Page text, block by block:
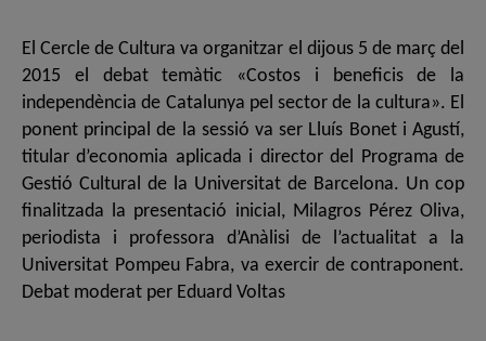
El Cercle de Cultura va organitzar el dijous 5 de març del
2015 el debat temàtic «Costos i beneficis de la
independència de Catalunya pel sector de la cultura». El
ponent principal de la sessió va ser Lluís Bonet i Agustí,
titular d’economia aplicada i director del Programa de
Gestió Cultural de la Universitat de Barcelona. Un cop
finalitzada la presentació inicial, Milagros Pérez Oliva,
periodista i professora d’Anàlisi de l’actualitat a la
Universitat Pompeu Fabra, va exercir de contraponent.
Debat moderat per Eduard Voltas